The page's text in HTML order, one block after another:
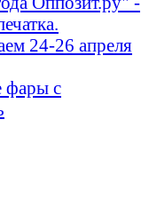
24-26 апреля
фары с